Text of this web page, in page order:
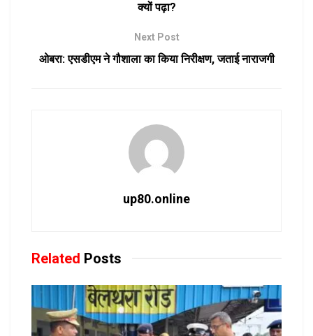
क्यों पढ़ा?
Next Post
ओबरा: एसडीएम ने गौशाला का किया निरीक्षण, जताई नाराजगी
up80.online
Related Posts